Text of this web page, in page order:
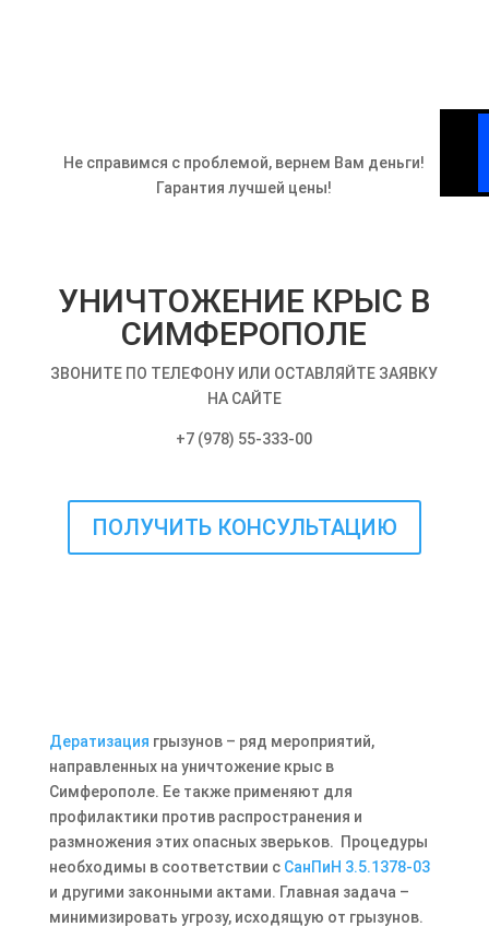
Не справимся с проблемой, вернем Вам деньги!
Гарантия лучшей цены!
УНИЧТОЖЕНИЕ КРЫС В
СИМФЕРОПОЛЕ
ЗВОНИТЕ ПО ТЕЛЕФОНУ ИЛИ ОСТАВЛЯЙТЕ ЗАЯВКУ
НА САЙТЕ
+7 (978) 55-333-00
ПОЛУЧИТЬ КОНСУЛЬТАЦИЮ
Дератизация грызунов – ряд мероприятий,
направленных на уничтожение крыс в
Симферополе. Ее также применяют для
профилактики против распространения и
размножения этих опасных зверьков. Процедуры
необходимы в соответствии с СанПиН 3.5.1378-03
и другими законными актами. Главная задача –
минимизировать угрозу, исходящую от грызунов.